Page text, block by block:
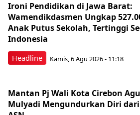
Headline
Ironi Pendidikan di Jawa Barat:
Wamendikdasmen Ungkap
Anak Putus Sekolah, Tertinggi
Indonesia
Kamis, 6 Agu 2026 - 11:18
Mantan Pj Wali Kota Cirebon
Mulyadi Mengundurkan Diri dari